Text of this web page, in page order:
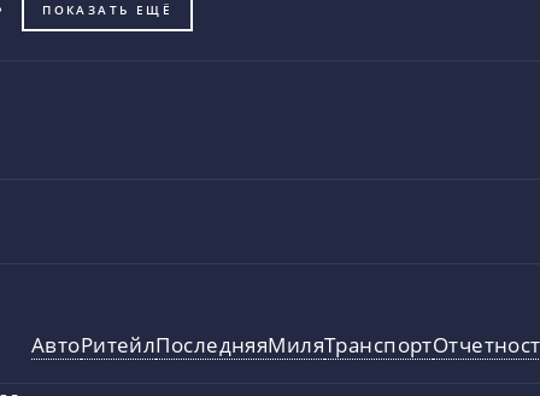
ПОКАЗАТЬ ЕЩЁ
АвтоРитейлПоследняяМиляТранспорт